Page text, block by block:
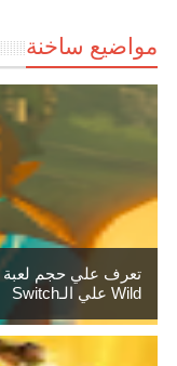
مواضيع ساخنة
Wild علي الـSwitch